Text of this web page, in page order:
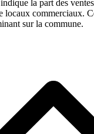
la part des
locaux commerciaux.
sur la commune.